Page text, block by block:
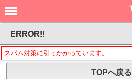
ERROR!!
スパム対策に引っかかっています。
TOPへ戻る